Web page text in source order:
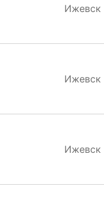
Ижевск
Ижевск
Ижевск